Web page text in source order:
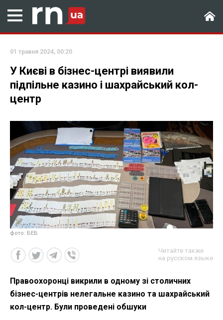
01 травня 2024, 00:20
У Києві в бізнес-центрі виявили
підпільне казино і шахрайський кол-
центр
фото: БЕБ
Читайте также
на русском языке
Правоохоронці викрили в одному зі столичних
бізнес-центрів нелегальне казино та шахрайський
кол-центр. Були проведені обшуки